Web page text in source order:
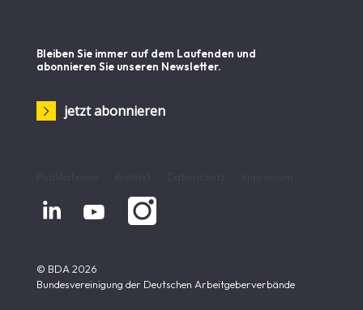
Bleiben Sie immer auf dem Laufenden und
abonnieren Sie unseren Newsletter.
jetzt abonnieren
 
© BDA 2026
Bundesvereinigung der Deutschen Arbeitgeberverbände